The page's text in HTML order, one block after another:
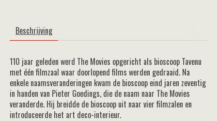
Beschrijving
110 jaar geleden werd The Movies opgericht als bioscoop Tavenu
met één filmzaal waar doorlopend films werden gedraaid. Na
enkele naamsveranderingen kwam de bioscoop eind jaren zeventig
in handen van Pieter Goedings, die de naam naar The Movies
veranderde. Hij breidde de bioscoop uit naar vier filmzalen en
introduceerde het art deco-interieur.